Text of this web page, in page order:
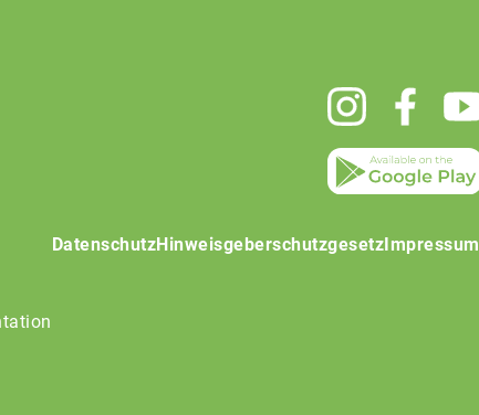
DatenschutzHinweisgeberschutzgesetz Impressum